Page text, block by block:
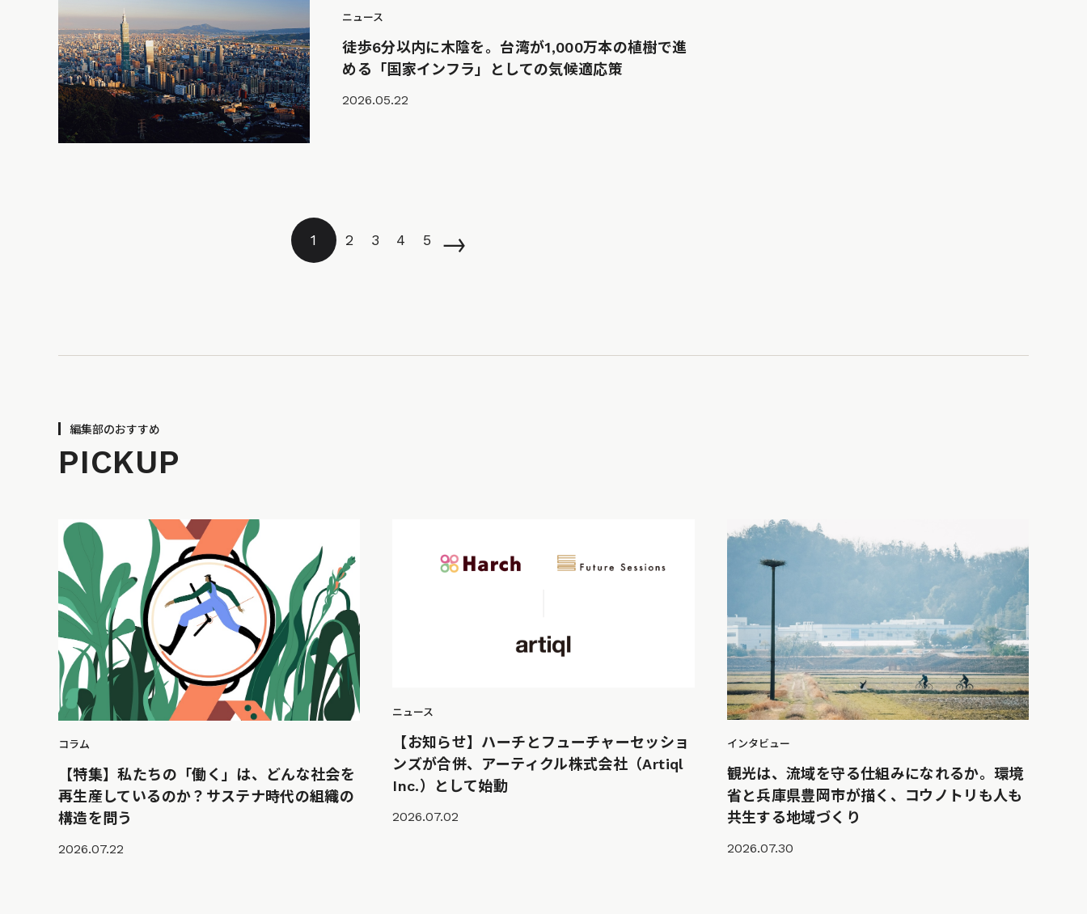
ニュース
徒歩6分以内に木陰を。台湾が1,000万本の植樹で進
める「国家インフラ」としての気候適応策
2026.05.22
1 2 3 4 5 →
編集部のおすすめ
PICKUP
コラム
【特集】私たちの「働く」は、どんな社会を
再生産しているのか？サステナ時代の組織の
構造を問う
2026.07.22
ニュース
【お知らせ】ハーチとフューチャーセッショ
ンズが合併、アーティクル株式会社（Artiql
Inc.）として始動
2026.07.02
インタビュー
観光は、流域を守る仕組みになれるか。環境
省と兵庫県豊岡市が描く、コウノトリも人も
共生する地域づくり
2026.07.30